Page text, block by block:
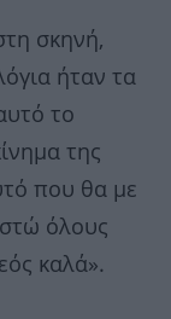
σκηνή,
ήταν τα
το
της
που θα με
όλους
καλά».